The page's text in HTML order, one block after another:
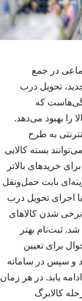
در جمع
تحویل درب
که
را بهبود می‌دهد.
به طرح
بسته کالایی
خریدهای بالاتر
هزینه‌ای بابت حمل‌ونقل
اجرای تحویل درب
شدن کالاهای
ثبت‌نام بهتر
برای تعیین
و سپس در سامانه
یابد. در هر زمان
کالابرگ